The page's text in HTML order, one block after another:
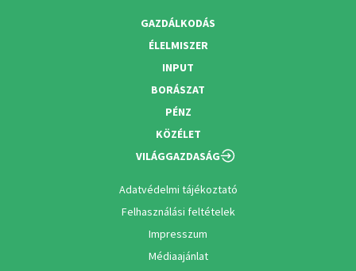
GAZDÁLKODÁS
ÉLELMISZER
INPUT
BORÁSZAT
PÉNZ
KÖZÉLET
VILÁGGAZDASÁG
Adatvédelmi tájékoztató
Felhasználási feltételek
Impresszum
Médiaajánlat